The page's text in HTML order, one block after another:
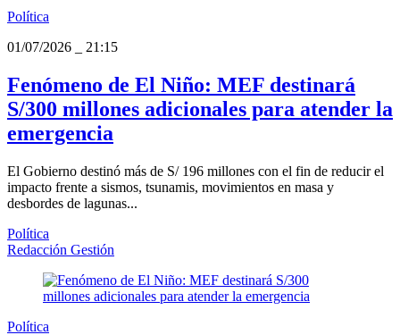
Política
01/07/2026
21:15
Fenómeno de El Niño: MEF destinará
S/300 millones adicionales para atender la
emergencia
El Gobierno destinó más de S/ 196 millones con el fin de reducir el
impacto frente a sismos, tsunamis, movimientos en masa y
desbordes de lagunas...
Política
Redacción Gestión
Política